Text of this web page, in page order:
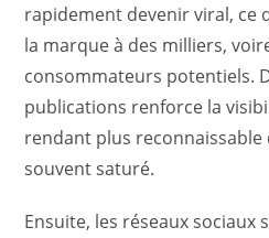
rapidement devenir viral, ce
la marque à des milliers,
consommateurs potentiels.
publications renforce la
rendant plus reconnaissable
souvent saturé.
Ensuite, les réseaux sociaux